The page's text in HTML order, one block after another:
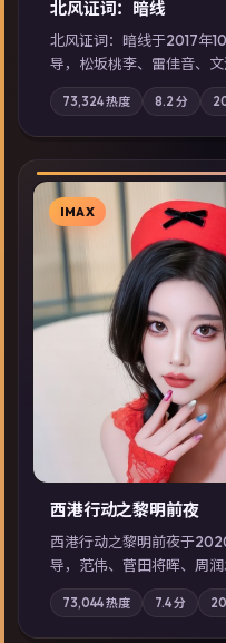
北风证词：暗线
北风证词：暗线于2017年
导，松坂桃李、雷佳音、
旧案重提，真相与谎言在
地域气质；站内亦可通过
展检索同类型高分佳作，
73,324热度 8.2 分
IMAX
西港行动之黎明前夜
西港行动之黎明前夜于
导，范伟、菅田将晖、周
亲情与职责必须在倒计时
气质；站内亦可通过「国
索同类型高分佳作，畅享
73,044热度 7.4分